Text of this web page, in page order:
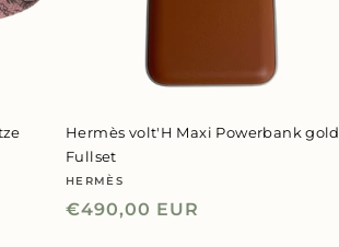
Hermès volt'H Maxi Powerbank gold
Fullset
Anbieter:
HERMÈS
Normaler
€490,00 EUR